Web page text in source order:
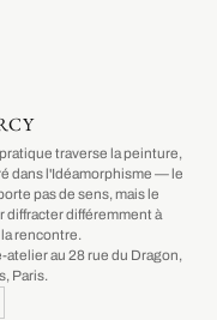
traverse la peinture,
dans l'Idéamorphisme — le
pas de sens, mais le
diffracter différemment à
rencontre.
atelier au 28 rue du Dragon,
Paris.